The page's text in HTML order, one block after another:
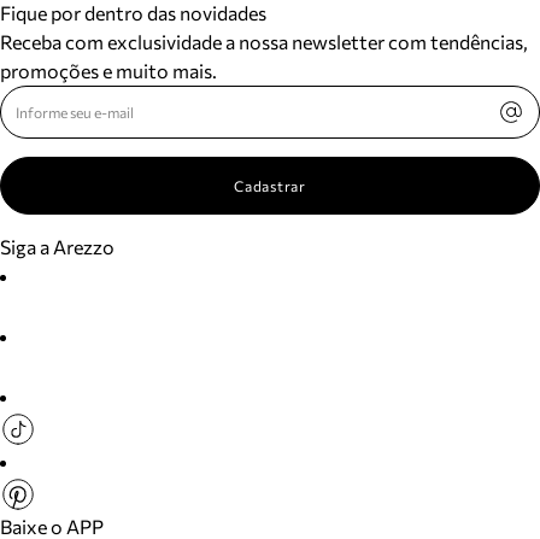
Fique por dentro das novidades
Receba com exclusividade a nossa newsletter com tendências,
promoções e muito mais.
Cadastrar
Siga a Arezzo
Baixe o APP